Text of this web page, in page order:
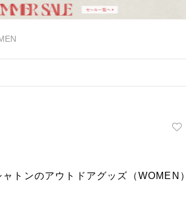
トンのアウトドアグッズ（WOMEN）